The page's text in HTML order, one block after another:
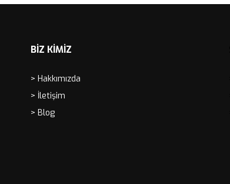
BİZ KİMİZ
> Hakkımızda
> İletişim
> Blog